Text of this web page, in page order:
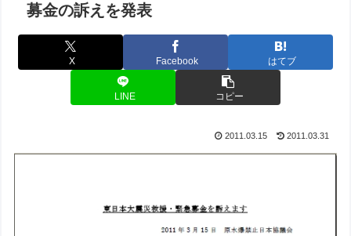
募金の訴えを発表
X Facebook はてブ
LINE コピー
2011.03.15 2011.03.31